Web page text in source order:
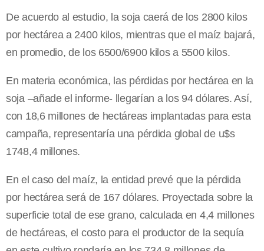
De acuerdo al estudio, la soja caerá de los 2800 kilos
por hectárea a 2400 kilos, mientras que el maíz bajará,
en promedio, de los 6500/6900 kilos a 5500 kilos.
En materia económica, las pérdidas por hectárea en la
soja –añade el informe- llegarían a los 94 dólares. Así,
con 18,6 millones de hectáreas implantadas para esta
campaña, representaría una pérdida global de u$s
1748,4 millones.
En el caso del maíz, la entidad prevé que la pérdida
por hectárea será de 167 dólares. Proyectada sobre la
superficie total de ese grano, calculada en 4,4 millones
de hectáreas, el costo para el productor de la sequía